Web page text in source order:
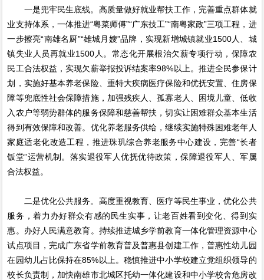
一是兜牢民生底线。高质量做好就业帮扶工作，完善重点群体就
业支持体系，一体推进“粤菜师傅”“广东技工”“南粤家政”三项工程，进
一步擦亮“南雄名厨”“雄城月嫂”品牌，实现新增城镇就业1500人、城
镇失业人员再就业1500人。常态化开展根治欠薪专项行动，保障农
民工合法权益，实现欠薪举报投诉结案率98%以上。推进全民参保计
划，实施好基本养老保险、重特大疾病医疗保险和优抚安置、住房保
障等兜底性社会保障措施，加强残疾人、孤寡老人、困境儿童、低收
入农户等弱势群体的服务保障和慈善帮扶，切实让困难群众基本生活
得到有效保障和改善。优化养老服务供给，继续实施特殊困难老年人
家庭适老化改造工程，推进珠玑综合养老服务中心建设，完善“长者
饭堂”运营机制。落实退役军人优抚优待政策，保障退役军人、军属
合法权益。
二是优化公共服务。高度重视教育、医疗等民生事业，优化公共
服务，着力办好群众有感的民生实事，让老百姓看到变化、得到实
惠。办好人民满意教育。持续推进城乡学前教育一体化管理资源中心
试点项目，完成广东省学前教育普及普惠县创建工作，普惠性幼儿园
在园幼儿占比保持在85%以上。稳慎推进中小学校建立党组织领导的
校长负责制，加快南雄市北城区托幼一体化建设和中小学校舍危房改